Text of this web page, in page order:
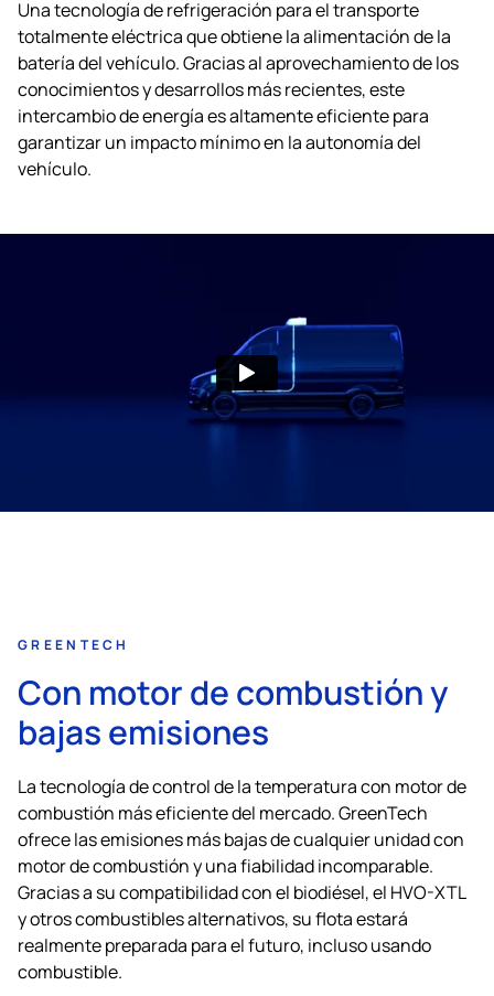
Una tecnología de refrigeración para el transporte
totalmente eléctrica que obtiene la alimentación de la
batería del vehículo. Gracias al aprovechamiento de los
conocimientos y desarrollos más recientes, este
intercambio de energía es altamente eficiente para
garantizar un impacto mínimo en la autonomía del
vehículo.
GREENTECH
Con motor de combustión y
bajas emisiones
La tecnología de control de la temperatura con motor de
combustión más eficiente del mercado. GreenTech
ofrece las emisiones más bajas de cualquier unidad con
motor de combustión y una fiabilidad incomparable.
Gracias a su compatibilidad con el biodiésel, el HVO-XTL
y otros combustibles alternativos, su flota estará
realmente preparada para el futuro, incluso usando
combustible.